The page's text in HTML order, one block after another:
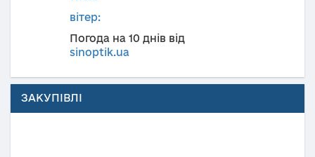
вітер:
Погода на 10 днів від
sinoptik.ua
ЗАКУПІВЛІ